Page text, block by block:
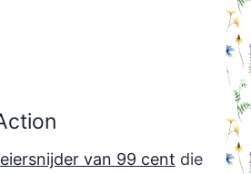
eiersnijder van 99 cent die